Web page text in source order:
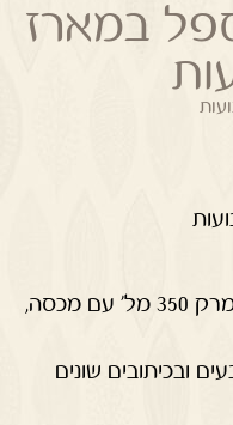
במארז
מארז לשבועות המכיל קערת מרק 350 מל' עם מכסה,
ובכיתובים שונים